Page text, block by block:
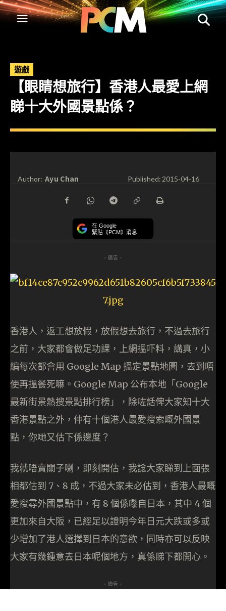
遊戲
【眼睛想旅行】香港人最愛上網
睇十大外國景​點係？
Author: Ayu Chan Published:2015-04-16
在 Google
緊貼《PCM》消息
- 廣告 -
香港人，返工想放假，放假想去旅行，不過去旅行
之前，大家都會做足功課，上網搵吓料，講真，小
編每次都會用 Google Map 搵定景點地圖，去到唔
使再搵餐死嘛。Google Map 公布本地「Google
最新街景熱搜景點排行榜」，除咗話俾大家知十大
香港景點之外，仲有十個港人最愛搜索嘅外國景​
點，你哋又估下係邊度？
我就唔賣關子喇，即刻開估，我諗大家睇到上面張
相都估到 7、8 成，不過大家未必估到，香港人最嘅
愛搜尋外國景​點中，有 8 個係嚟自日本，其中 4 個
更加來自大阪，已經足以證明今年日元大跌或多或
少增加了港人選擇到日本的意欲，同時亦可以反映
大家有幾鍾意去日本呢個地方，真係睇下都開心。
- 廣告 -